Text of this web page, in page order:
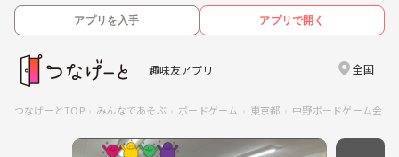
アプリを入手 アプリで開く
趣味友アプリ 全国
つなげーとTOP みんなであそぶ ボードゲーム 東京都 中野ボードゲーム会